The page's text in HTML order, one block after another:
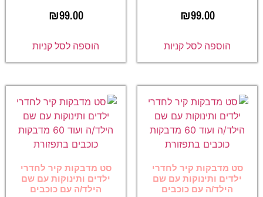
₪99.00
הוספה לסל קניות
₪99.00
הוספה לסל קניות
סט מדבקות קיר לחדרי
ילדים ותינוקות עם שם
הילד/ה עם כוכבים
סט מדבקות קיר לחדרי
ילדים ותינוקות עם שם
הילד/ה עם כוכבים